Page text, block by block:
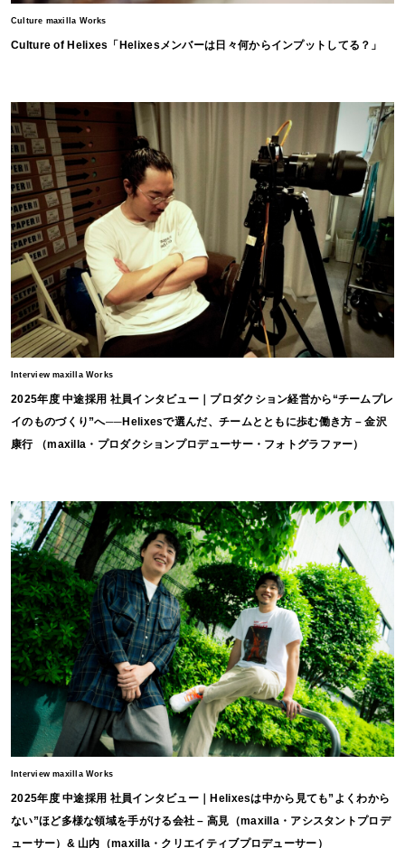
Culture maxilla Works
Culture of Helixes「Helixesメンバーは日々何からインプットしてる？」
Interview maxilla Works
2025年度 中途採用 社員インタビュー｜プロダクション経営から“チームプレ
イのものづくり”へ──Helixesで選んだ、チームとともに歩む働き方 – 金沢
康行 （maxilla・プロダクションプロデューサー・フォトグラファー）
Interview maxilla Works
2025年度 中途採用 社員インタビュー｜Helixesは中から見ても”よくわから
ない”ほど多様な領域を手がける会社 – 高見（maxilla・アシスタントプロデ
ューサー）& 山内（maxilla・クリエイティブプロデューサー）